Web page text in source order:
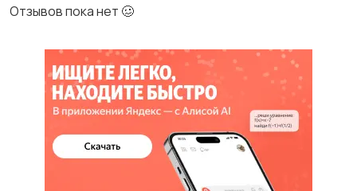
Отзывов пока нет 🥴